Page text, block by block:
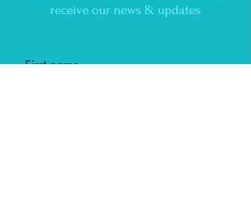
receive our news & updates
First name